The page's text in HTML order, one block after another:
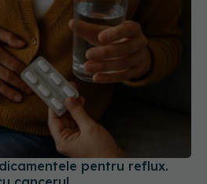
pentru reflux.
cancerul